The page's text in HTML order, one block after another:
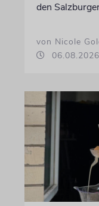
den
von Nicole
06.08.2026